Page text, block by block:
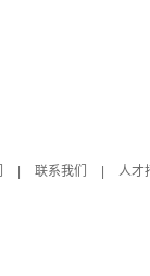
联系我们 人才